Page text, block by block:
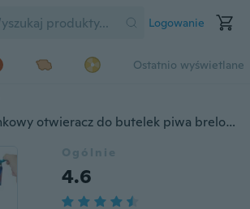
Logowanie
Ostatnio wyświetlane
3 szt. Mini kieszonkowy otwieracz do butelek piwa breloczek pazur Bar mały brelok do napojów pierścień losowy kolor
Ogólnie
4.6